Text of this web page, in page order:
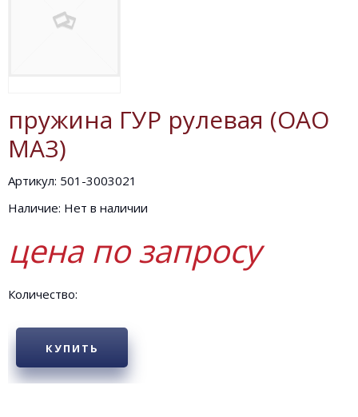
пружина ГУР рулевая (ОАО
МАЗ)
Артикул: 501-3003021
Наличие: Нет в наличии
цена по запросу
Количество:
КУПИТЬ